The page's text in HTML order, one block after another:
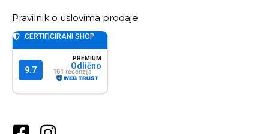
Pravilnik o uslovima prodaje